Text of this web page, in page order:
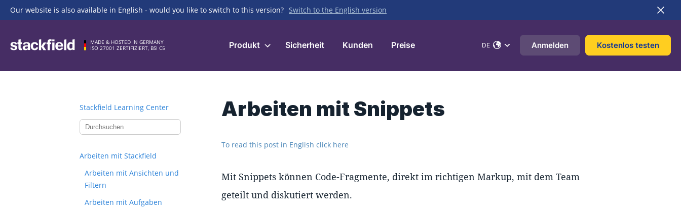
Our website is also available in English - would you like to switch to this version? Switch to the English version
MADE & HOSTED IN GERMANY
ISO 27001 ZERTIFIZIERT, BSI C5
Produkt Sicherheit Kunden Preise DE Anmelden Kostenlos testen
Stackfield Learning Center
Arbeiten mit Stackfield
Arbeiten mit Ansichten und
Filtern
Arbeiten mit Aufgaben
Arbeiten mit Snippets
To read this post in English click here
Mit Snippets können Code-Fragmente, direkt im richtigen Markup, mit dem Team
geteilt und diskutiert werden.